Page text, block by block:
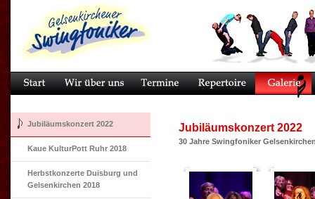
Jubiläumskonzert 2022
Kaue KulturPott Ruhr 2018
Herbstkonzerte Duisburg und
Gelsenkirchen 2018
Jubiläumskonzert 2022
30 Jahre Swingfoniker